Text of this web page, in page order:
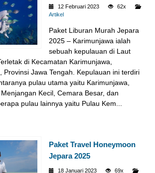
12 Februari 2023
62x
Artikel
Paket Liburan Murah Jepara
2025 – Karimunjawa ialah
sebuah kepulauan di Laut
di Kecamatan Karimunjawa,
Provinsi Jawa Tengah. Kepulauan ini terdiri
pulau utama yaitu Karimunjawa,
Kecil, Cemara Besar, dan
pulau lainnya yaitu Pulau Kem...
Paket Travel Honeymoon
Jepara 2025
18 Januari 2023 69x